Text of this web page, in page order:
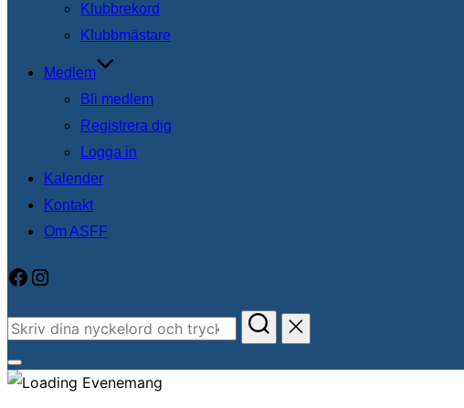
Klubbrekord
Klubbmästare
Medlem
Bli medlem
Registrera dig
Logga in
Kalender
Kontakt
Om ASFF
Facebook
Instagram
Sök
Slå